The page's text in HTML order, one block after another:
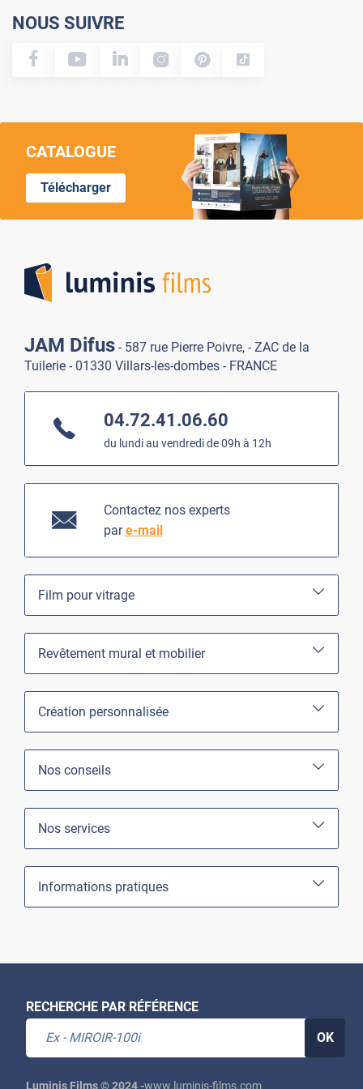
NOUS SUIVRE
CATALOGUE
Télécharger
JAM Difus - 587 rue Pierre Poivre, - ZAC de la
Tuilerie - 01330 Villars-les-dombes - FRANCE
04.72.41.06.60
du lundi au vendredi de 09h à 12h
Contactez nos experts
pare-mail
Film pour vitrage
Revêtement mural et mobilier
Création personnalisée
Nos conseils
Nos services
Informations pratiques
RECHERCHE PAR RÉFÉRENCE
OK
Luminis Films © 2024 -www.luminis-films.com